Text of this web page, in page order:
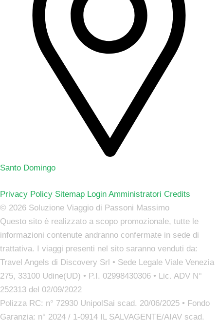
Santo Domingo
Privacy Policy Sitemap Login Amministratori Credits
©️ 2026 Soluzione Viaggio di Passoni Massimo
Questo sito è realizzato a scopo promozionale, tutte le
informazioni contenute andranno confermate in sede di
trattativa. I viaggi presenti nel sito saranno venduti da:
Travel Angels di Discovery Srl • Sede Legale Viale Venezia
275, 33100 Udine(UD) • P.I. 02998430306 • Lic. ADV N°
252313 del 02/09/2022
Polizza RC: n° 72930 UnipolSai scad. 20/06/2025 • Fondo
Garanzia: n° 2024 / 1-0914 IL SALVAGENTE/AIAV scad.